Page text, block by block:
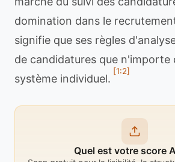
domination dans le
signifie que ses règles
de candidatures que n'importe
système individuel.
[1:2]
Quel est votre score